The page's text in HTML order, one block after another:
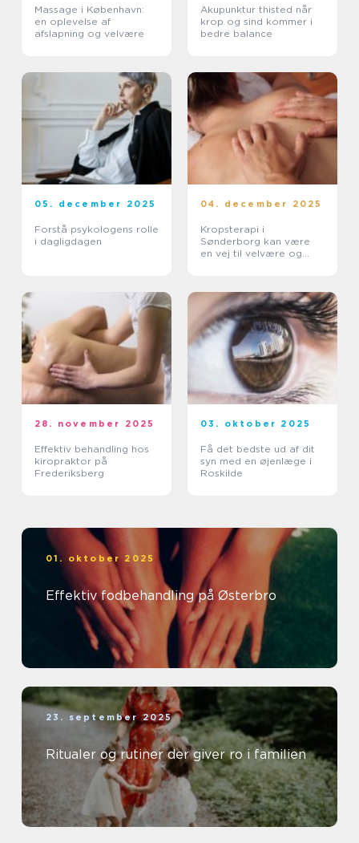
Massage i København:
en oplevelse af
afslapning og velvære
Akupunktur thisted når
krop og sind kommer i
bedre balance
05. december 2025
Forstå psykologens rolle
i dagligdagen
04. december 2025
Kropsterapi i
Sønderborg kan være
en vej til velvære og
28. november 2025
Effektiv behandling hos
kiropraktor på
Frederiksberg
03. oktober 2025
Få det bedste ud af dit
syn med en øjenlæge i
Roskilde
01. oktober 2025
Effektiv fodbehandling på Østerbro
23. september 2025
Ritualer og rutiner der giver ro i familien